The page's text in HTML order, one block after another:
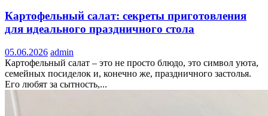
Картофельный салат: секреты приготовления
для идеального праздничного стола
05.06.2026 admin
Картофельный салат – это не просто блюдо, это символ уюта,
семейных посиделок и, конечно же, праздничного застолья.
Его любят за сытность,...